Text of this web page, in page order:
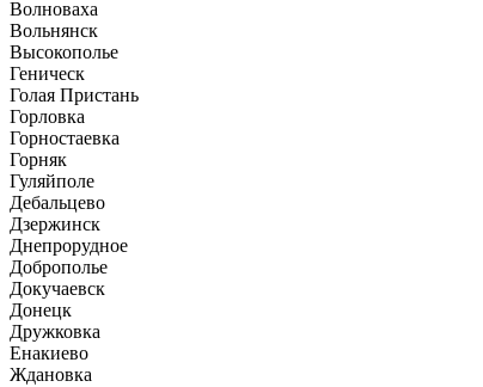
Волноваха
Вольнянск
Высокополье
Геническ
Голая Пристань
Горловка
Горностаевка
Горняк
Гуляйполе
Дебальцево
Дзержинск
Днепрорудное
Доброполье
Докучаевск
Донецк
Дружковка
Енакиево
Ждановка